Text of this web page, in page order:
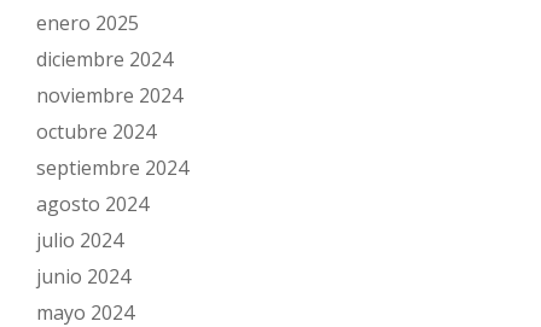
enero 2025
diciembre 2024
noviembre 2024
octubre 2024
septiembre 2024
agosto 2024
julio 2024
junio 2024
mayo 2024